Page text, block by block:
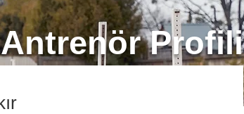
Antrenör Profili